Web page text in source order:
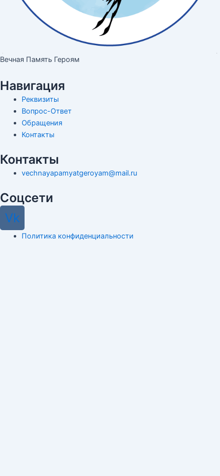
Вечная Память Героям
Навигация
Реквизиты
Вопрос-Ответ
Обращения
Контакты
Контакты
vechnayapamyatgeroyam@mail.ru
Соцсети
Vk
Политика конфиденциальности